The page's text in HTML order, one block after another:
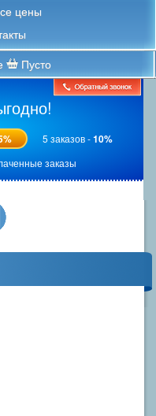
цены
Пусто
5 заказов -10%
заказы